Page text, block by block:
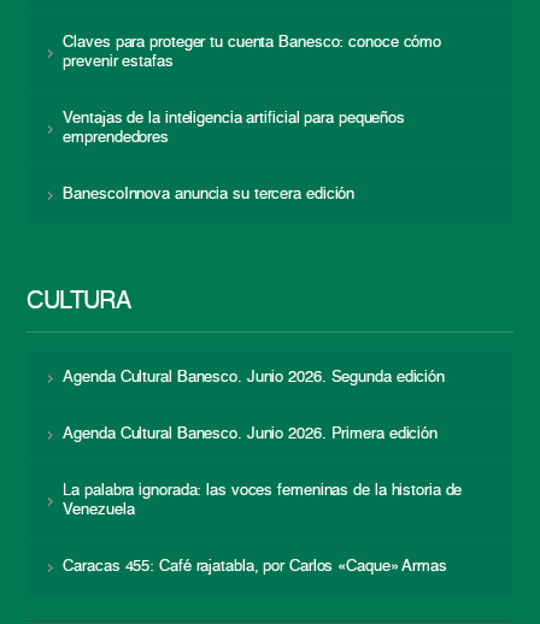
Claves para proteger tu cuenta Banesco: conoce cómo
prevenir estafas
Ventajas de la inteligencia artificial para pequeños
emprendedores
BanescoInnova anuncia su tercera edición
CULTURA
Agenda Cultural Banesco. Junio 2026. Segunda edición
Agenda Cultural Banesco. Junio 2026. Primera edición
La palabra ignorada: las voces femeninas de la historia de
Venezuela
Caracas 455: Café rajatabla, por Carlos «Caque» Armas